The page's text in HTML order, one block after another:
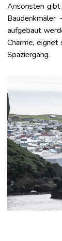
Ansonsten
aufgebaut
Charme, eignet
Spaziergang.